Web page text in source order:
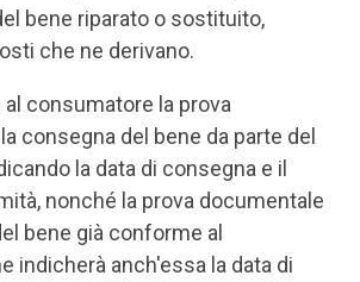
bene riparato o sostituito,
che ne derivano.
consumatore la prova
consegna del bene da parte del
la data di consegna e il
nonché la prova documentale
bene già conforme al
indicherà anch'essa la data di